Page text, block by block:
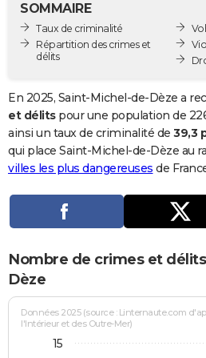
BONS PLANS
CARTE DE VOEUX
Dictionnaire
Biographies
Citations
Expressions
Proverbes
PROGRAMME TV
S'inscrire
Se connecter
Lycées
Collèges
Primaires
Universités
Entreprises
Service militaire
Avis de recherche
AVIS DE DÉCÈS
SOMMAIRE
Taux de criminalité
Répartition des crimes et
délits
En 2025, Saint-Michel-de-Dèze a
et délitspour une population de
ainsi un taux de criminalité de 39,3
qui place Saint-Michel-de-Dèze au
villes les plus dangereuses de
Nombre de crimes et
Dèze
Données 2025 (source : Linternaute.com
l'Intérieur et des Outre-Mer)
15